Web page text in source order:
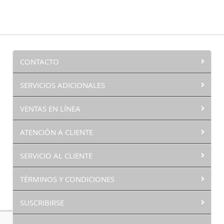
CONTACTO
SERVICIOS ADICIONALES
VENTAS EN LÍNEA
ATENCIÓN A CLIENTE
SERVICIO AL CLIENTE
TÉRMINOS Y CONDICIONES
SUSCRIBIRSE